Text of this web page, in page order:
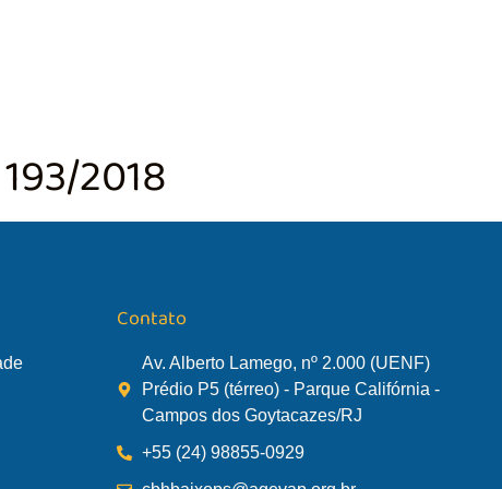
2018
Contato
Av. Alberto Lamego, nº 2.000 (UENF)
Prédio P5 (térreo) - Parque Califórnia -
Campos dos Goytacazes/RJ
+55 (24) 98855-0929